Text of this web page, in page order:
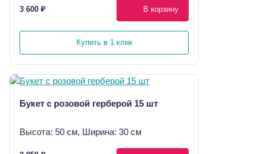
3 600 ₽ В корзину
Купить в 1 клик
Букет с розовой герберой 15 шт
Высота: 50 см, Ширина: 30 см